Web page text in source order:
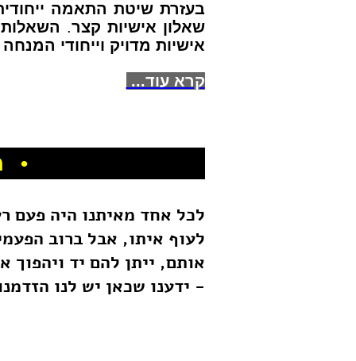
בעזרת שיטת התאמה
שאלון אישיות קצר.
אישיות מדויק וייחודי
קרא עוד...
•
לכל אחד מאיתנו היה פעם
לעוף איתו, אבל ברוב
אותם, ייתן להם יד
- ידענו שכאן יש לנו